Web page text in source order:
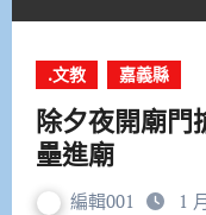
.文教 嘉義縣
除夕夜開廟
壘進廟
編輯001 1